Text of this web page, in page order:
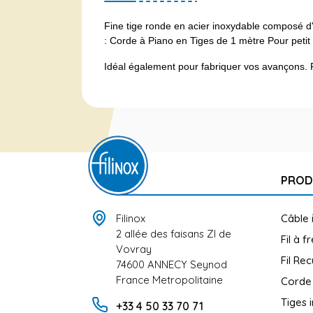
Fine tige ronde en acier inoxydable composé
: Corde à Piano en Tiges de 1 mètre Pour
Idéal également pour fabriquer vos
Filinox
2 allée des faisans ZI de
Vovray
74600 ANNECY Seynod
France Metropolitaine
+33 4 50 33 70 71
Câble
Fil à
Fil
Tiges